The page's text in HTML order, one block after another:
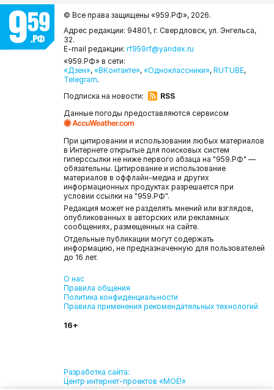
© Все права защищены «959.РФ», 2026.
Адрес редакции: 94801, г. Свердловск, ул. Энгельса,
32.
E-mail редакции: rf959rf@yandex.ru
«959.РФ» в сети:
«Дзен», «ВКонтакте», «Одноклассники», RUTUBE,
Telegram.
Подписка на новости:
RSS
Данные погоды предоставляются сервисом
При цитировании и использовании любых материалов
в Интернете открытые для поисковых систем
гиперссылки не ниже первого абзаца на "959.РФ" —
обязательны. Цитирование и использование
материалов в оффлайн-медиа и других
информационных продуктах разрешается при
условии ссылки на "959.РФ".
Редакция может не разделять мнений или взглядов,
опубликованных в авторских или рекламных
сообщениях, размещенных на сайте.
Отдельные публикации могут содержать
информацию, не предназначенную для пользователей
до 16 лет.
О нас
Правила общения
Политика конфиденциальности
Правила применения рекомендательных технологий
16+
Разработка сайта:
Центр интернет-проектов «МОЁ!»